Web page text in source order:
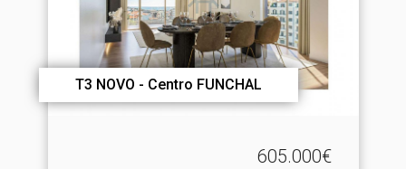
T3 NOVO - Centro FUNCHAL
605.000€